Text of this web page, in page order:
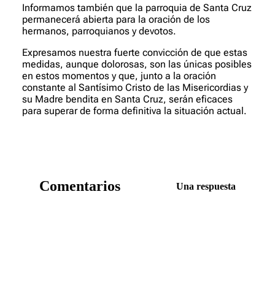
Informamos también que la parroquia de Santa Cruz
permanecerá abierta para la oración de los
hermanos, parroquianos y devotos.
Expresamos nuestra fuerte convicción de que estas
medidas, aunque dolorosas, son las únicas posibles
en estos momentos y que, junto a la oración
constante al Santísimo Cristo de las Misericordias y
su Madre bendita en Santa Cruz, serán eficaces
para superar de forma definitiva la situación actual.
Comentarios Una respuesta